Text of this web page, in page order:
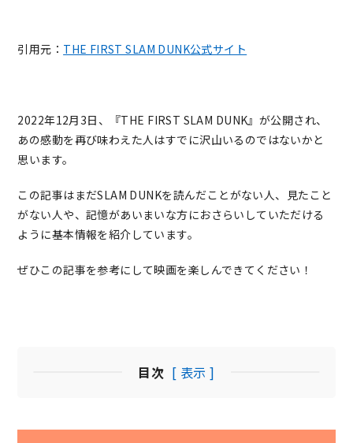
引用元： THE FIRST SLAM DUNK公式サイト
2022年12月3日、『THE FIRST SLAM DUNK』が公開され、
あの感動を再び味わえた人はすでに沢山いるのではないかと
思います。
この記事はまだSLAM DUNKを読んだことがない人、見たこと
がない人や、記憶があいまいな方におさらいしていただける
ように基本情報を紹介しています。
ぜひこの記事を参考にして映画を楽しんできてください！
目次 [ 表示 ]